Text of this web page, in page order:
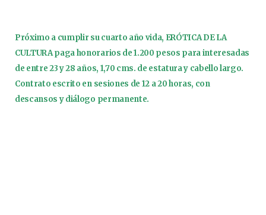
Próximo a cumplir su cuarto año vida, ERÓTICA DE LA
CULTURA paga honorarios de 1.200 pesos para interesadas
de entre 23 y 28 años, 1,70 cms. de estatura y cabello largo.
Contrato escrito en sesiones de 12 a 20 horas, con
descansos y diálogo permanente.